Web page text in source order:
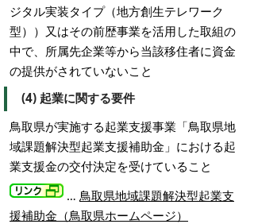
ジタル実装タイプ（地方創生テレワーク
型））又はその前歴事業を活用した取組の
中で、所属先企業等から当該移住者に資金
の提供がされていないこと
(4) 起業に関する要件
鳥取県が実施する起業支援事業「鳥取県地
域課題解決型起業支援補助金」における起
業支援金の交付決定を受けていること
… 鳥取県地域課題解決型起業支
援補助金（鳥取県ホームページ）